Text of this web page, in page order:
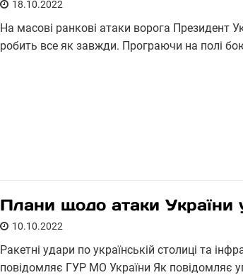
18.10.2022
На масові ранкові атаки ворога Президент
робить все як завжди. Програючи на полі
Плани щодо атаки України
10.10.2022
Ракетні удари по українській столиці та
повідомляє ГУР МО України Як повідомляє